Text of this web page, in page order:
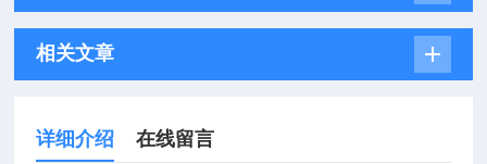
相关文章
详细介绍 在线留言